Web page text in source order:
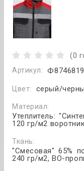
(0
Артикул:
Цвет: серый/
Материал:
Утеплитель:
120 гр/м2
Ткань:
"Смесовая" 65%
240 гр/м2, ВО-